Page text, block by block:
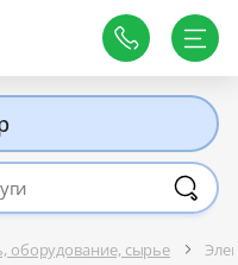
сырье